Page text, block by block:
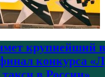
крупнейший в
конкурса